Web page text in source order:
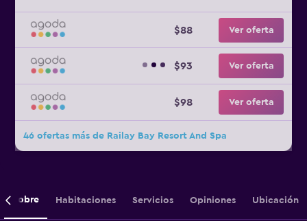
$88 Ver oferta
$93 Ver oferta
$98 Ver oferta
46 ofertas más de Railay Bay Resort And Spa
Sobre Habitaciones Servicios Opiniones Ubicación